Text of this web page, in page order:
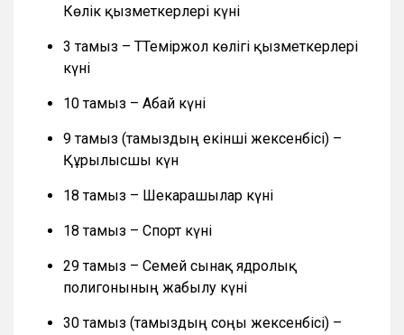
Көлік қызметкерлері күні
3 тамыз – ТТеміржол көлігі қызметкерлері
күні
10 тамыз – Абай күні
9 тамыз (тамыздың екінші жексенбісі) –
Құрылысшы күн
18 тамыз – Шекарашылар күні
18 тамыз – Спорт күні
29 тамыз – Семей сынақ ядролық
полигонының жабылу күні
30 тамыз (тамыздың соңғы жексенбісі) –